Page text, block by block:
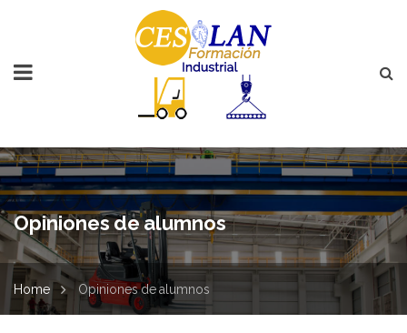
Opiniones de alumnos
Home Opiniones de alumnos